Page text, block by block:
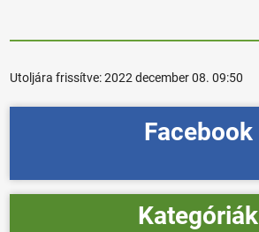
Utoljára frissítve:2022 december 08. 09:50
Facebook
Kategóriák